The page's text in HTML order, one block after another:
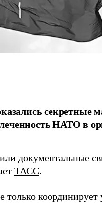
секретные
НАТО в
документальные
ТАСС.